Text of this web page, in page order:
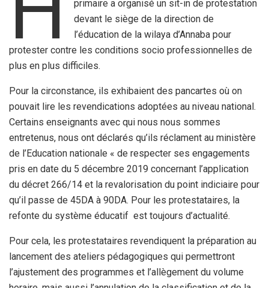
primaire a organisé un sit-in de protestation
devant le siège de la direction de
l’éducation de la wilaya d’Annaba pour
protester contre les conditions socio professionnelles de
plus en plus difficiles.
Pour la circonstance, ils exhibaient des pancartes où on
pouvait lire les revendications adoptées au niveau national.
Certains enseignants avec qui nous nous sommes
entretenus, nous ont déclarés qu’ils réclament au ministère
de l’Education nationale « de respecter ses engagements
pris en date du 5 décembre 2019 concernant l’application
du décret 266/14 et la revalorisation du point indiciaire pour
qu’il passe de 45DA à 90DA. Pour les protestataires, la
refonte du système éducatif est toujours d’actualité.
Pour cela, les protestataires revendiquent la préparation au
lancement des ateliers pédagogiques qui permettront
l’ajustement des programmes et l’allègement du volume